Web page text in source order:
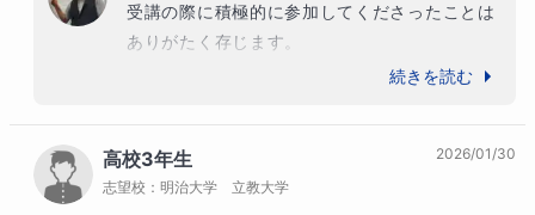
受講の際に積極的に参加してくださったことは
ありがたく存じます。
結果も大事ですが、何か行うきっかけを作るこ
続きを読む
高校3年生
志望校： 明治大学 立教大学
2026/01/30